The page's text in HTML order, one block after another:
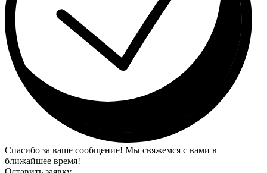
Спасибо за ваше сообщение! Мы свяжемся с вами в
ближайшее время!